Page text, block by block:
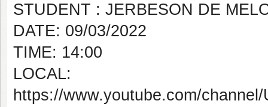
STUDENT : JERBESON DE
DATE: 09/03/2022
TIME: 14:00
LOCAL:
https://www.youtube.com/